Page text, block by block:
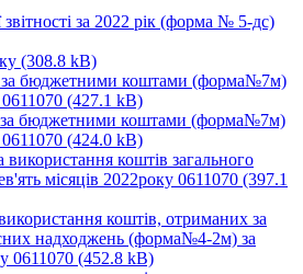
за 2022 рік (форма № 5-дс)
(308.8 kB)
за бюджетними коштами (форма№7м)
(427.1 kB)
за бюджетними коштами (форма№7м)
(424.0 kB)
коштів загального
місяців 2022року 0611070 (397.1
коштів, отриманих за
надходжень (форма№4-2м) за
0611070 (452.8 kB)